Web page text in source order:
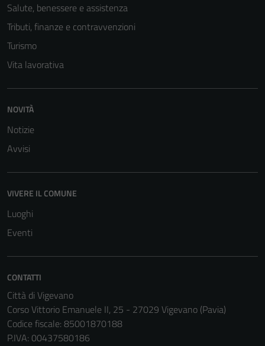
Salute, benessere e assistenza
Tributi, finanze e contravvenzioni
Turismo
Vita lavorativa
NOVITÀ
Notizie
Avvisi
VIVERE IL COMUNE
Luoghi
Eventi
CONTATTI
Città di Vigevano
Corso Vittorio Emanuele II, 25 - 27029 Vigevano (Pavia)
Codice fiscale: 85001870188
P.IVA: 00437580186